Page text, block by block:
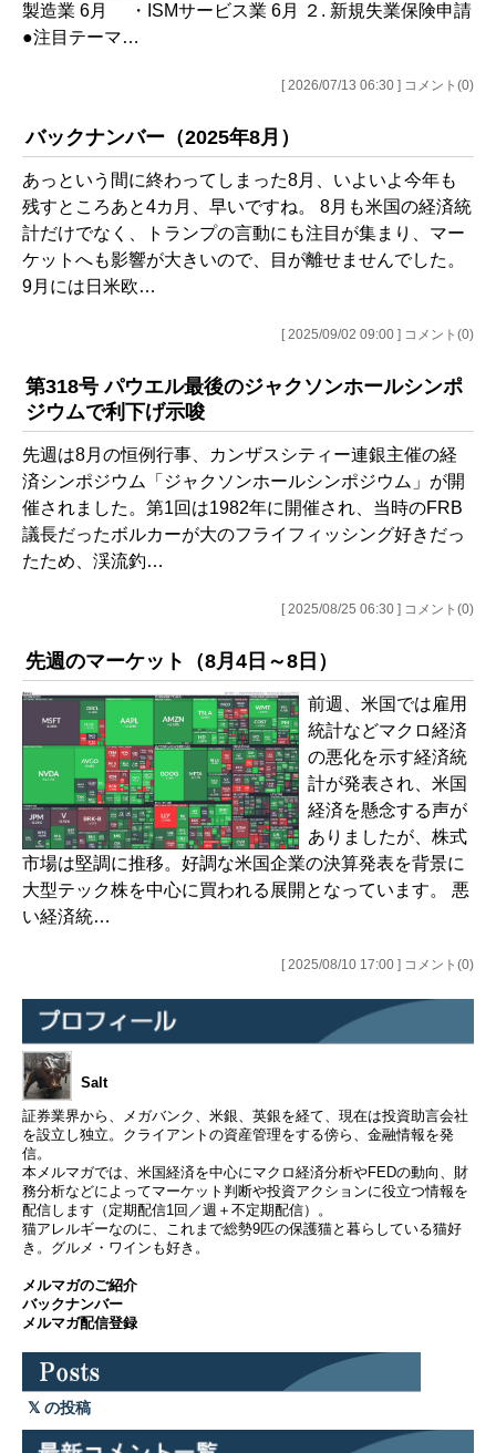
製造業 6月 ・ISMサービス業 6月 ２. 新規失業保険申請
●注目テーマ…
[ 2026/07/13 06:30 ] コメント(0)
バックナンバー（2025年8月）
あっという間に終わってしまった8月、いよいよ今年も
残すところあと4カ月、早いですね。 8月も米国の経済統
計だけでなく、トランプの言動にも注目が集まり、マー
ケットへも影響が大きいので、目が離せませんでした。
9月には日米欧…
[ 2025/09/02 09:00 ] コメント(0)
第318号 パウエル最後のジャクソンホールシンポ
ジウムで利下げ示唆
先週は8月の恒例行事、カンザスシティー連銀主催の経
済シンポジウム「ジャクソンホールシンポジウム」が開
催されました。第1回は1982年に開催され、当時のFRB
議長だったボルカーが大のフライフィッシング好きだっ
たため、渓流釣…
[ 2025/08/25 06:30 ] コメント(0)
先週のマーケット（8月4日～8日）
前週、米国では雇用
統計などマクロ経済
の悪化を示す経済統
計が発表され、米国
経済を懸念する声が
ありましたが、株式
市場は堅調に推移。好調な米国企業の決算発表を背景に
大型テック株を中心に買われる展開となっています。 悪
い経済統…
[ 2025/08/10 17:00 ] コメント(0)
Salt
証券業界から、メガバンク、米銀、英銀を経て、現在は投資助言会社
を設立し独立。クライアントの資産管理をする傍ら、金融情報を発
信。
本メルマガでは、米国経済を中心にマクロ経済分析やFEDの動向、財
務分析などによってマーケット判断や投資アクションに役立つ情報を
配信します（定期配信1回／週＋不定期配信）。
猫アレルギーなのに、これまで総勢9匹の保護猫と暮らしている猫好
き。グルメ・ワインも好き。
メルマガのご紹介
バックナンバー
メルマガ配信登録
の投稿